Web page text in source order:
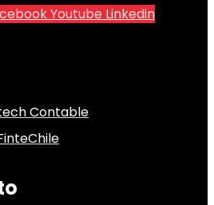
Youtube Linkedin
Contable